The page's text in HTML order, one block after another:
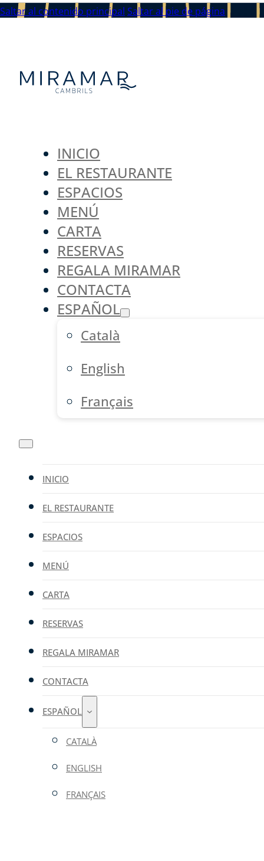
Saltar al contenido principal Saltar al pie de página
INICIO
EL RESTAURANTE
ESPACIOS
MENÚ
CARTA
RESERVAS
REGALA MIRAMAR
CONTACTA
ESPAÑOL
Català
English
Français
INICIO
EL RESTAURANTE
ESPACIOS
MENÚ
CARTA
RESERVAS
REGALA MIRAMAR
CONTACTA
ESPAÑOL
CATALÀ
ENGLISH
FRANÇAIS